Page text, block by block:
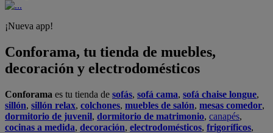
¡Nueva app!
Conforama, tu tienda de muebles,
decoración y electrodomésticos
Conforama es tu tienda de sofás, sofá cama, sofá chaise longue,
sillón, sillón relax, colchones, muebles de salón, mesas comedor,
dormitorio de juvenil, dormitorio de matrimonio, canapés,
cocinas a medida, decoración, electrodomésticos, frigoríficos,